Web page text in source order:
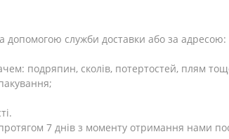
служби доставки або за адресою:
подряпин, сколів, потертостей, плям
7 днів з моменту отримання нами